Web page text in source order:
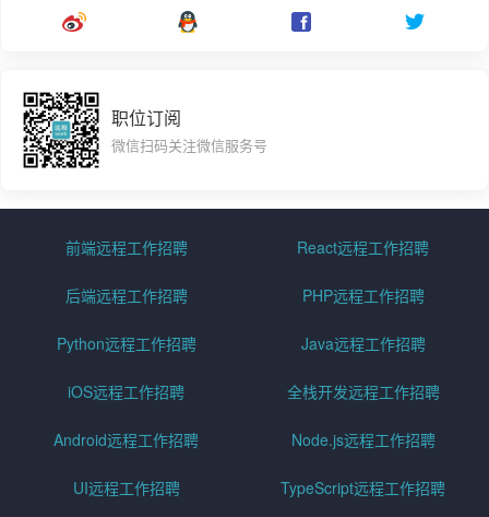
职位订阅
微信扫码关注微信服务号
前端远程工作招聘 React远程工作招聘
后端远程工作招聘 PHP远程工作招聘
Python远程工作招聘 Java远程工作招聘
iOS远程工作招聘 全栈开发远程工作招聘
Android远程工作招聘 Node.js远程工作招聘
UI远程工作招聘 TypeScript远程工作招聘